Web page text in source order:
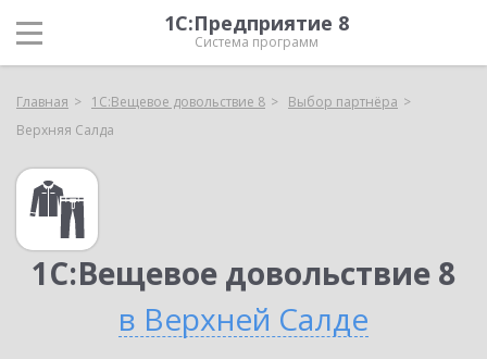
1С:Предприятие 8
Система программ
Главная 1С:Вещевое довольствие 8
Выбор партнёра
Верхняя Салда
1С:Вещевое довольствие 8
в Верхней Салде